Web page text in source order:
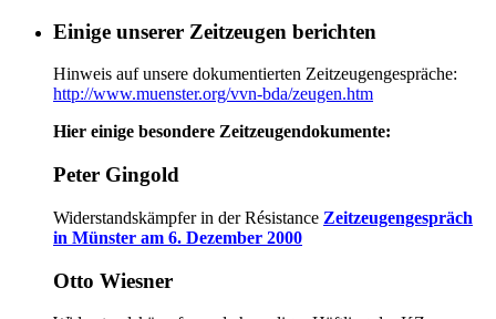
Einige unserer Zeitzeugen berichten
Hinweis auf unsere dokumentierten Zeitzeugengespräche:
http://www.muenster.org/vvn-bda/zeugen.htm
Hier einige besondere Zeitzeugendokumente:
Peter Gingold
Widerstandskämpfer in der Résistance Zeitzeugengespräch
in Münster am 6. Dezember 2000
Otto Wiesner